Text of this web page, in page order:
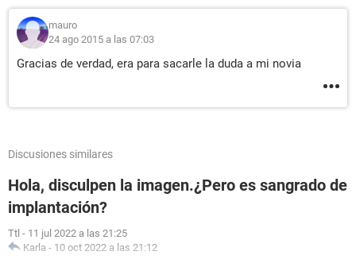
mauro
24 ago 2015 a las 07:03
Gracias de verdad, era para sacarle la duda a mi novia
Discusiones similares
Hola, disculpen la imagen.¿Pero es sangrado de
implantación?
Ttl - 11 jul 2022 a las 21:25
Karla - 10 oct 2022 a las 21:12